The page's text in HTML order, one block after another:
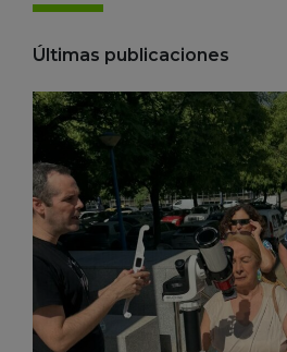
Últimas publicaciones